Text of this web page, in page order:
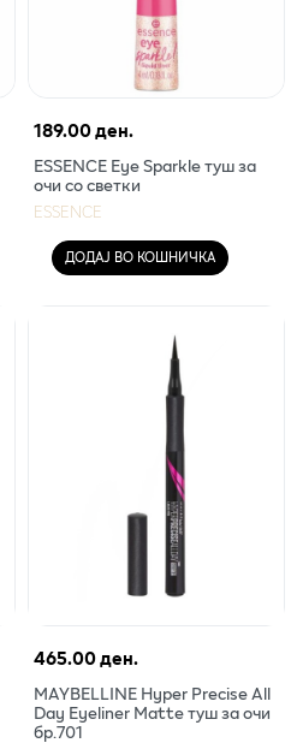
189.00 ден.
ESSENCE Eye Sparkle туш за
очи со светки
ESSENCE
ДОДАЈ ВО КОШНИЧКА
465.00 ден.
MAYBELLINE Hyper Precise All
Day Eyeliner Matte туш за очи
бр.701